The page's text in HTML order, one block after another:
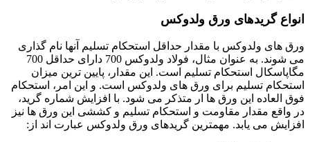
انواع گریدهای ورق ولدوکس
ورق های ولدوکس با مقدار حداقل استحکام تسلیم آنها نام گذاری
می شوند. به عنوان مثال، فولاد ولدوکس 700 دارای حداقل 700
مگاپاسکال استحکام تسلیم است. این مقدار، پایین ترین میزان
استحکام تسلیم برای ورق های ولدوکس است. و این امر، استحکام
فوق العاده این ورق ها ار متذکر می شود. با افزایش شماره گرید،
در واقع مقدار مقاومت و استحکام تسلیم و کششی این ورق ها نیز
افزایش می یابد. مهمترین گریدهای ورق ولدوکس عبارت اند از: